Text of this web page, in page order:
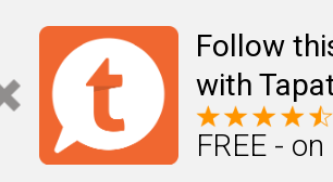
Follow
with
FREE -